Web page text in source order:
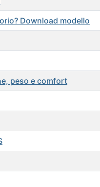
Download modello
peso e comfort